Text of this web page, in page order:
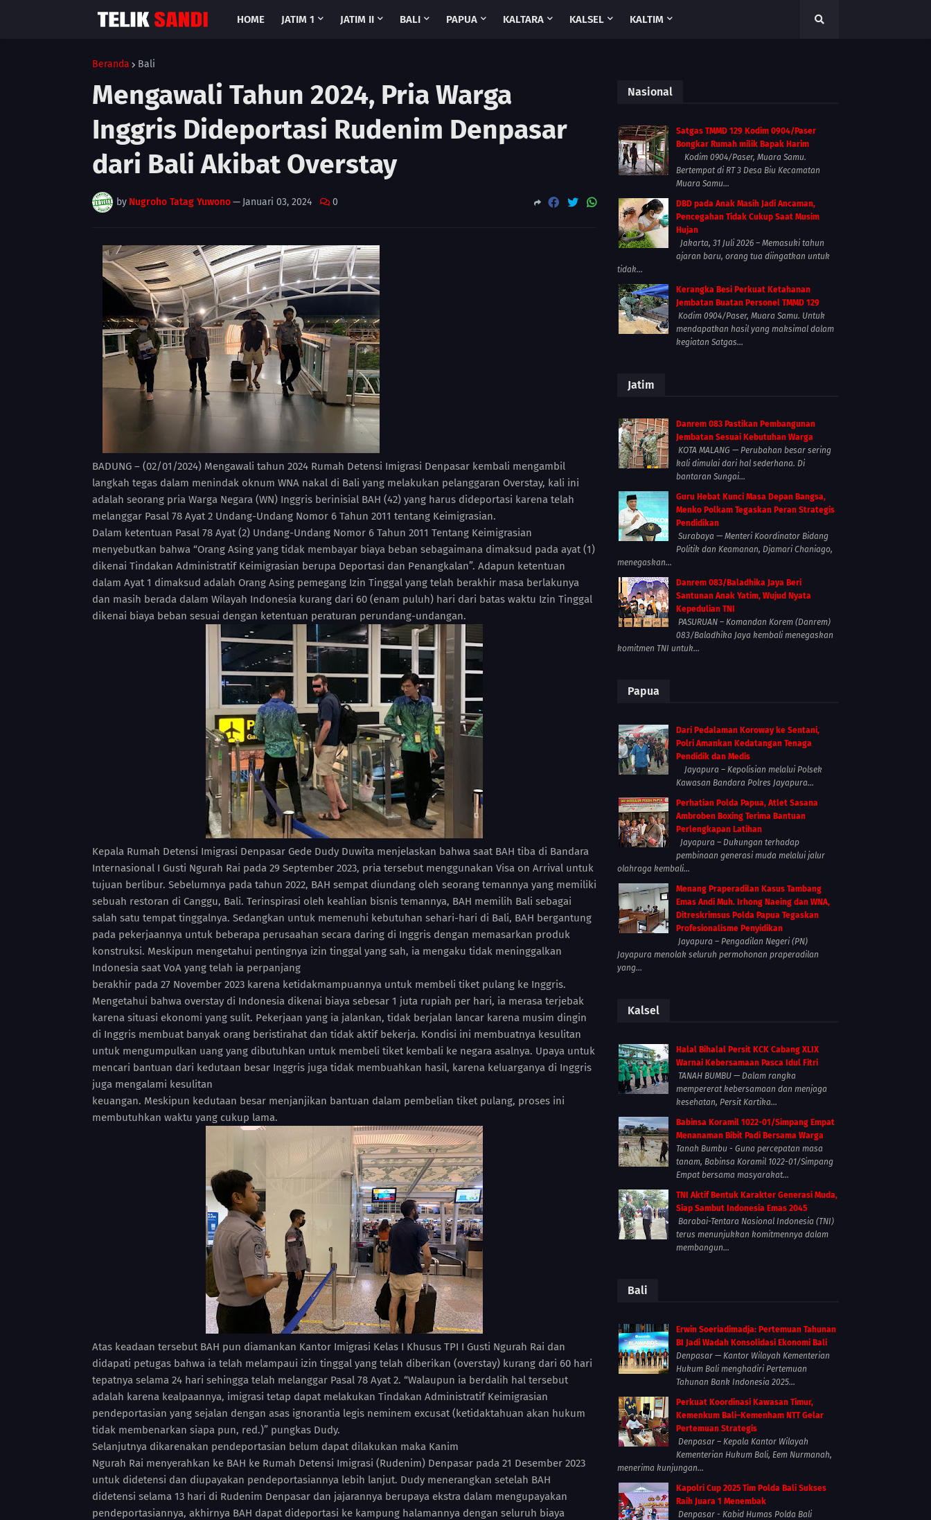
HOME JATIM 1 JATIM II BALI PAPUA KALTARA KALSEL KALTIM
Beranda Bali
Mengawali Tahun 2024, Pria Warga
Inggris Dideportasi Rudenim Denpasar
dari Bali Akibat Overstay
by Nugroho Tatag Yuwono— Januari 03, 2024 0
BADUNG – (02/01/2024) Mengawali tahun 2024 Rumah Detensi Imigrasi Denpasar kembali mengambil
langkah tegas dalam menindak oknum WNA nakal di Bali yang melakukan pelanggaran Overstay, kali ini
adalah seorang pria Warga Negara (WN) Inggris berinisial BAH (42) yang harus dideportasi karena telah
melanggar Pasal 78 Ayat 2 Undang-Undang Nomor 6 Tahun 2011 tentang Keimigrasian.
Dalam ketentuan Pasal 78 Ayat (2) Undang-Undang Nomor 6 Tahun 2011 Tentang Keimigrasian
menyebutkan bahwa “Orang Asing yang tidak membayar biaya beban sebagaimana dimaksud pada ayat (1)
dikenai Tindakan Administratif Keimigrasian berupa Deportasi dan Penangkalan”. Adapun ketentuan
dalam Ayat 1 dimaksud adalah Orang Asing pemegang Izin Tinggal yang telah berakhir masa berlakunya
dan masih berada dalam Wilayah Indonesia kurang dari 60 (enam puluh) hari dari batas waktu Izin Tinggal
dikenai biaya beban sesuai dengan ketentuan peraturan perundang-undangan.
Kepala Rumah Detensi Imigrasi Denpasar Gede Dudy Duwita menjelaskan bahwa saat BAH tiba di Bandara
Internasional I Gusti Ngurah Rai pada 29 September 2023, pria tersebut menggunakan Visa on Arrival untuk
tujuan berlibur. Sebelumnya pada tahun 2022, BAH sempat diundang oleh seorang temannya yang memiliki
sebuah restoran di Canggu, Bali. Terinspirasi oleh keahlian bisnis temannya, BAH memilih Bali sebagai
salah satu tempat tinggalnya. Sedangkan untuk memenuhi kebutuhan sehari-hari di Bali, BAH bergantung
pada pekerjaannya untuk beberapa perusaahan secara daring di Inggris dengan memasarkan produk
konstruksi. Meskipun mengetahui pentingnya izin tinggal yang sah, ia mengaku tidak meninggalkan
Indonesia saat VoA yang telah ia perpanjang
berakhir pada 27 November 2023 karena ketidakmampuannya untuk membeli tiket pulang ke Inggris.
Mengetahui bahwa overstay di Indonesia dikenai biaya sebesar 1 juta rupiah per hari, ia merasa terjebak
karena situasi ekonomi yang sulit. Pekerjaan yang ia jalankan, tidak berjalan lancar karena musim dingin
di Inggris membuat banyak orang beristirahat dan tidak aktif bekerja. Kondisi ini membuatnya kesulitan
untuk mengumpulkan uang yang dibutuhkan untuk membeli tiket kembali ke negara asalnya. Upaya untuk
mencari bantuan dari kedutaan besar Inggris juga tidak membuahkan hasil, karena keluarganya di Inggris
juga mengalami kesulitan
keuangan. Meskipun kedutaan besar menjanjikan bantuan dalam pembelian tiket pulang, proses ini
membutuhkan waktu yang cukup lama.
Atas keadaan tersebut BAH pun diamankan Kantor Imigrasi Kelas I Khusus TPI I Gusti Ngurah Rai dan
didapati petugas bahwa ia telah melampaui izin tinggal yang telah diberikan (overstay) kurang dari 60 hari
tepatnya selama 24 hari sehingga telah melanggar Pasal 78 Ayat 2. “Walaupun ia berdalih hal tersebut
adalah karena kealpaannya, imigrasi tetap dapat melakukan Tindakan Administratif Keimigrasian
pendeportasian yang sejalan dengan asas ignorantia legis neminem excusat (ketidaktahuan akan hukum
tidak membenarkan siapa pun, red.)” pungkas Dudy.
Selanjutnya dikarenakan pendeportasian belum dapat dilakukan maka Kanim
Ngurah Rai menyerahkan ke BAH ke Rumah Detensi Imigrasi (Rudenim) Denpasar pada 21 Desember 2023
untuk didetensi dan diupayakan pendeportasiannya lebih lanjut. Dudy menerangkan setelah BAH
didetensi selama 13 hari di Rudenim Denpasar dan jajarannya berupaya ekstra dalam mengupayakan
pendeportasiannya, akhirnya BAH dapat dideportasi ke kampung halamannya dengan seluruh biaya
Nasional
Satgas TMMD 129 Kodim 0904/Paser
Bongkar Rumah milik Bapak Harim
Kodim 0904/Paser, Muara Samu.
Bertempat di RT 3 Desa Biu Kecamatan
Muara Samu...
DBD pada Anak Masih Jadi Ancaman,
Pencegahan Tidak Cukup Saat Musim
Hujan
Jakarta, 31 Juli 2026 – Memasuki tahun
ajaran baru, orang tua diingatkan untuk
tidak...
Kerangka Besi Perkuat Ketahanan
Jembatan Buatan Personel TMMD 129
Kodim 0904/Paser, Muara Samu. Untuk
mendapatkan hasil yang maksimal dalam
kegiatan Satgas...
Jatim
Danrem 083 Pastikan Pembangunan
Jembatan Sesuai Kebutuhan Warga
KOTA MALANG — Perubahan besar sering
kali dimulai dari hal sederhana. Di
bantaran Sungai...
Guru Hebat Kunci Masa Depan Bangsa,
Menko Polkam Tegaskan Peran Strategis
Pendidikan
Surabaya — Menteri Koordinator Bidang
Politik dan Keamanan, Djamari Chaniago,
menegaskan...
Danrem 083/Baladhika Jaya Beri
Santunan Anak Yatim, Wujud Nyata
Kepedulian TNI
PASURUAN – Komandan Korem (Danrem)
083/Baladhika Jaya kembali menegaskan
komitmen TNI untuk...
Papua
Dari Pedalaman Koroway ke Sentani,
Polri Amankan Kedatangan Tenaga
Pendidik dan Medis
Jayapura – Kepolisian melalui Polsek
Kawasan Bandara Polres Jayapura...
Perhatian Polda Papua, Atlet Sasana
Ambroben Boxing Terima Bantuan
Perlengkapan Latihan
Jayapura – Dukungan terhadap
pembinaan generasi muda melalui jalur
olahraga kembali...
Menang Praperadilan Kasus Tambang
Emas Andi Muh. Irhong Naeing dan WNA,
Ditreskrimsus Polda Papua Tegaskan
Profesionalisme Penyidikan
Jayapura – Pengadilan Negeri (PN)
Jayapura menolak seluruh permohonan praperadilan
yang...
Kalsel
Halal Bihalal Persit KCK Cabang XLIX
Warnai Kebersamaan Pasca Idul Fitri
TANAH BUMBU — Dalam rangka
mempererat kebersamaan dan menjaga
kesehatan, Persit Kartika...
Babinsa Koramil 1022-01/Simpang Empat
Menanaman Bibit Padi Bersama Warga
Tanah Bumbu - Guna percepatan masa
tanam, Babinsa Koramil 1022-01/Simpang
Empat bersama masyarakat...
TNI Aktif Bentuk Karakter Generasi Muda,
Siap Sambut Indonesia Emas 2045
Barabai-Tentara Nasional Indonesia (TNI)
terus menunjukkan komitmennya dalam
membangun...
Bali
Erwin Soeriadimadja: Pertemuan Tahunan
BI Jadi Wadah Konsolidasi Ekonomi Bali
Denpasar — Kantor Wilayah Kementerian
Hukum Bali menghadiri Pertemuan
Tahunan Bank Indonesia 2025...
Perkuat Koordinasi Kawasan Timur,
Kemenkum Bali–Kemenham NTT Gelar
Pertemuan Strategis
Denpasar – Kepala Kantor Wilayah
Kementerian Hukum Bali, Eem Nurmanah,
menerima kunjungan...
Kapolri Cup 2025 Tim Polda Bali Sukses
Raih Juara 1 Menembak
Denpasar - Kabid Humas Polda Bali